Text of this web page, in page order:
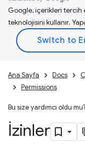
Google, içerikleri tercih
teknolojisini kullanır.
Ana Sayfa Docs
Permissions
Bu size yardımcı oldu mu?
İzinler